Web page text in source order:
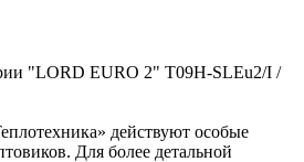
"LORD EURO 2" T09H-SLEu2/I /
действуют особые
Для более детальной